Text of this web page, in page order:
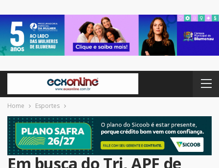
Home Esportes
Em busca do Tri, APF de